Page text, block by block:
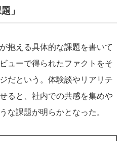
」
抱える具体的な課題を書いて
ューで得られたファクトをそ
だという。体験談やリアリテ
ると、社内での共感を集めや
な課題が明らかとなった。